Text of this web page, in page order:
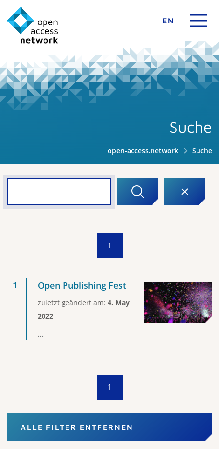
EN
Suche
open-access.network Suche
1
Open Publishing Fest
zuletzt geändert am: 4. May
2022
...
1
ALLE FILTER ENTFERNEN